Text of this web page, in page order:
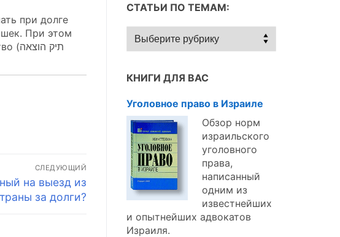
при долге
При этом
СЛЕДУЮЩИЙ
на выезд из
за долги?
СТАТЬИ ПО ТЕМАМ:
Статьи
по
КНИГИ ДЛЯ ВАС
Уголовное право в Израиле
Обзор норм
израильского
уголовного
права,
написанный
одним из
известнейших
и опытнейших адвокатов
Израиля.